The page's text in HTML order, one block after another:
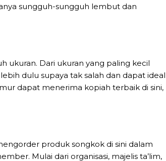
sungguh-sungguh lembut dan
ukuran. Dari ukuran yang paling kecil
dulu supaya tak salah dan dapat ideal
dapat menerima kopiah terbaik di sini,
produk songkok di sini dalam
Mulai dari organisasi, majelis ta’lim,